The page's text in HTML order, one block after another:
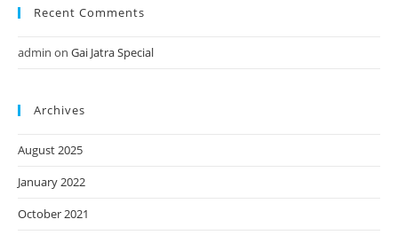
Recent Comments
admin on Gai Jatra Special
Archives
August 2025
January 2022
October 2021